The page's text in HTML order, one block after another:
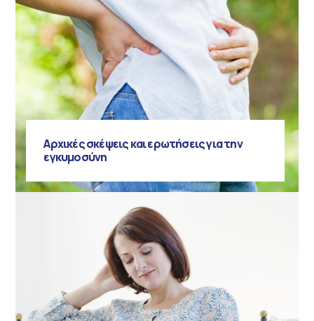
Αρχικές σκέψεις και ερωτήσεις για την
εγκυμοσύνη